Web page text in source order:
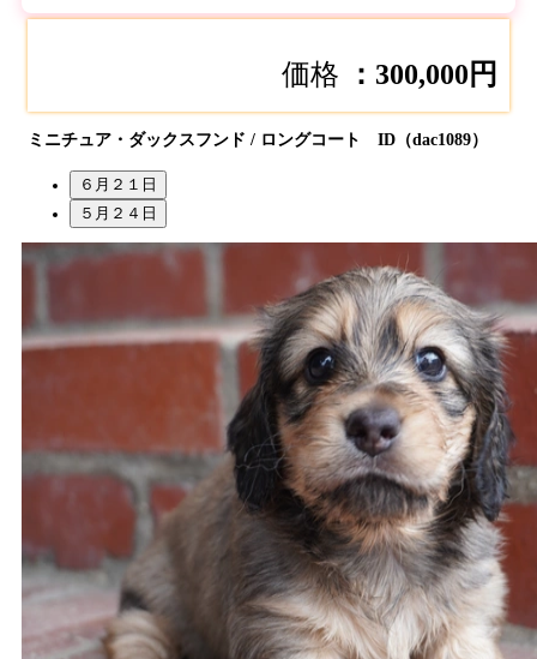
価格 ：300,000円
ミニチュア・ダックスフンド / ロングコート ID（dac1089）
６月２１日
５月２４日